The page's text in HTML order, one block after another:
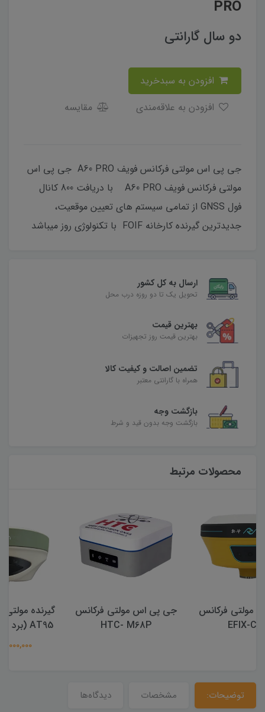
PRO
دو سال گارانتی
مقایسه
جی پی اس مولتی فرکانس فویف A60 PRO جی پی اس
مولتی فرکانس فویف A60 PRO با دریافت 800 کانال
فول GNSS از تمامی سیستم های تعیین موقعیت،
جدیدترین گیرنده کارخانه FOIF با تکنولوژی روز میباشد
ارسال به کل کشور
تحویل یک تا دو روزه درب محل
بهترین قیمت
بهترین قیمت روز تجهیزات
تضمین اصالت و کیفیت کالا
همراه با گارانتی معتبر
بازگشت وجه
بازگشت وجه بدون قید و شرط
محصولات مرتبط
جی پی اس مولتی فرکانس
گیرنده مولتی فرکانس آراتک
AT95 (برد Unicorecom)
توضیحات: مشخصات دیدگاه‌ها